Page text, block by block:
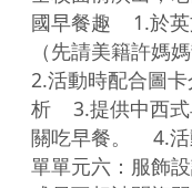
國早餐趣    1.於
（先請美籍許媽
2.活動時配合圖
析    3.提供中西
關吃早餐。    4.
單單元六：服飾